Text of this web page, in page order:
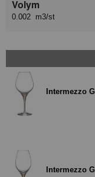
Volym
0.002 m3/st
Intermezzo
Intermezzo